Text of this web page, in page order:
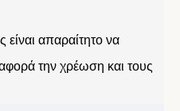
είναι απαραίτητο να
την χρέωση και τους